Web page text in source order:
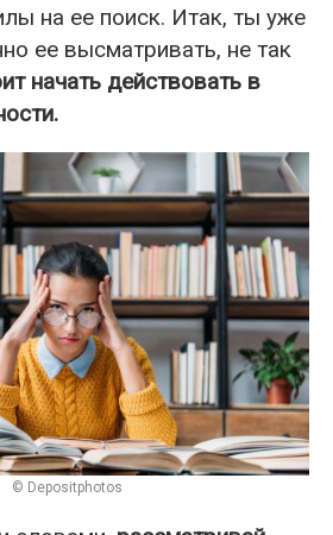
на ее поиск. Итак, ты уже
ее высматривать, не так
начать действовать в
© Depositphotos